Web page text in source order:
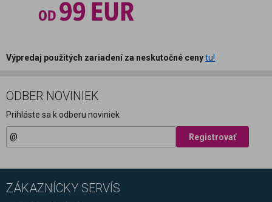
Výpredaj použitých zariadení za neskutočné cenytu!
ODBER NOVINIEK
Prihláste sa k odberu noviniek
Registrovať
ZÁKAZNÍCKY SERVÍS